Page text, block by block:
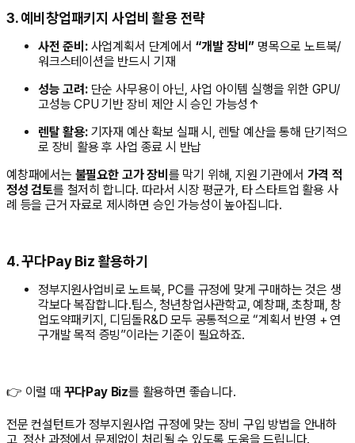
3. 예비창업패키지 사업비 활용 전략
사전 준비:사업계획서 단계에서 “개발 장비” 명목으로 노트북/
워크스테이션을 반드시 기재
성능 고려:단순 사무용이 아닌, 사업 아이템 실행을 위한 GPU/
고성능 CPU 기반 장비 제안 시 승인 가능성↑
렌탈 활용:기자재 예산 확보 실패 시, 렌탈 예산을 통해 단기적으
로 장비 활용 후 사업 종료 시 반납
예창패에서는 불필요한 고가 장비 를 막기 위해, 지원 기관에서 가격 적
정성 검토를 철저히 합니다. 따라서 시장 평균가, 타 스타트업 활용 사
례 등을 근거 자료로 제시하면 승인 가능성이 높아집니다.
4. 꾸다Pay Biz 활용하기
정부지원사업비로 노트북, PC를 규정에 맞게 구매하는 것은 생
각보다 복잡합니다.팁스, 청년창업사관학교, 예창패, 초창패, 창
업도약패키지, 디딤돌R&D 모두 공통적으로 “계획서 반영 + 연
구개발 목적 증빙”이라는 기준이 필요하죠.
👉 이럴 때 꾸다Pay Biz를 활용하면 좋습니다.
전문 컨설턴트가 정부지원사업 규정에 맞는 장비 구입 방법을 안내하
고, 정산 과정에서 문제없이 처리될 수 있도록 도움을 드립니다.